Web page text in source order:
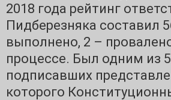
2018 года рейтинг
Пидберезняка составил
выполнено, 2 –
процессе. Был одним из
подписавших
которого